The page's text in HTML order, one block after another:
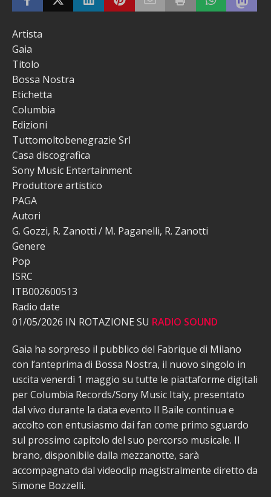
Artista
Gaia
Titolo
Bossa Nostra
Etichetta
Columbia
Edizioni
Tuttomoltobenegrazie Srl
Casa discografica
Sony Music Entertainment
Produttore artistico
PAGA
Autori
G. Gozzi, R. Zanotti / M. Paganelli, R. Zanotti
Genere
Pop
ISRC
ITB002600513
Radio date
01/05/2026 IN ROTAZIONE SU RADIO SOUND
Gaia ha sorpreso il pubblico del Fabrique di Milano
con l’anteprima di Bossa Nostra, il nuovo singolo in
uscita venerdì 1 maggio su tutte le piattaforme digitali
per Columbia Records/Sony Music Italy, presentato
dal vivo durante la data evento Il Baile continua e
accolto con entusiasmo dai fan come primo sguardo
sul prossimo capitolo del suo percorso musicale. Il
brano, disponibile dalla mezzanotte, sarà
accompagnato dal videoclip magistralmente diretto da
Simone Bozzelli.